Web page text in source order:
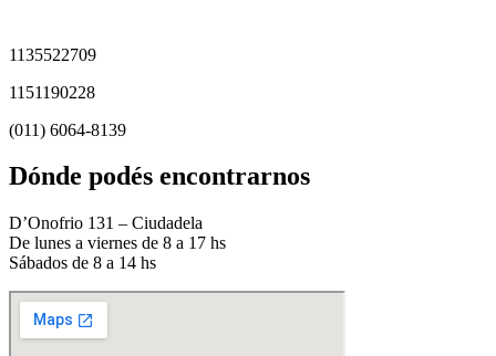
1135522709
1151190228
(011) 6064-8139
Dónde podés encontrarnos
D’Onofrio 131 – Ciudadela
De lunes a viernes de 8 a 17 hs
Sábados de 8 a 14 hs